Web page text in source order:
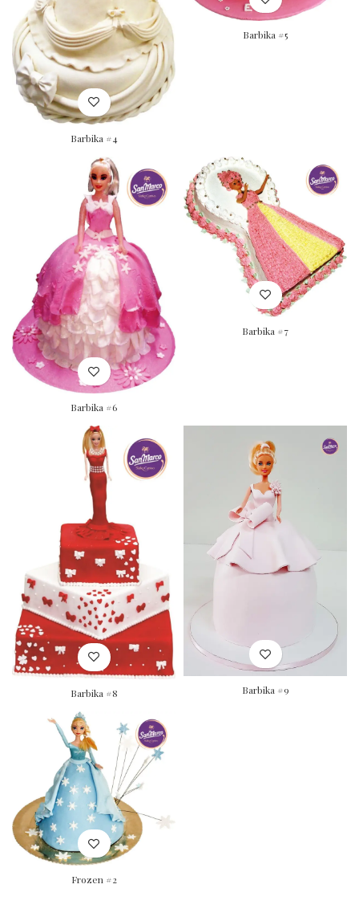
Barbika #4
Barbika #5
Barbika #6
Barbika #7
Barbika #8 Barbika #9
Frozen #2